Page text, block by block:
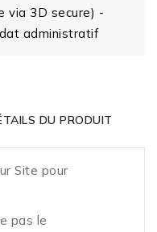
via 3D secure) -
administratif
DU PRODUIT
Site pour
pas le